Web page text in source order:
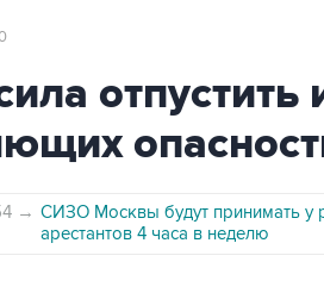
→ СИЗО Москвы будут принимать у
арестантов 4 часа в неделю